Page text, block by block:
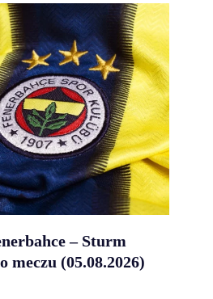
– Sturm
meczu (05.08.2026)